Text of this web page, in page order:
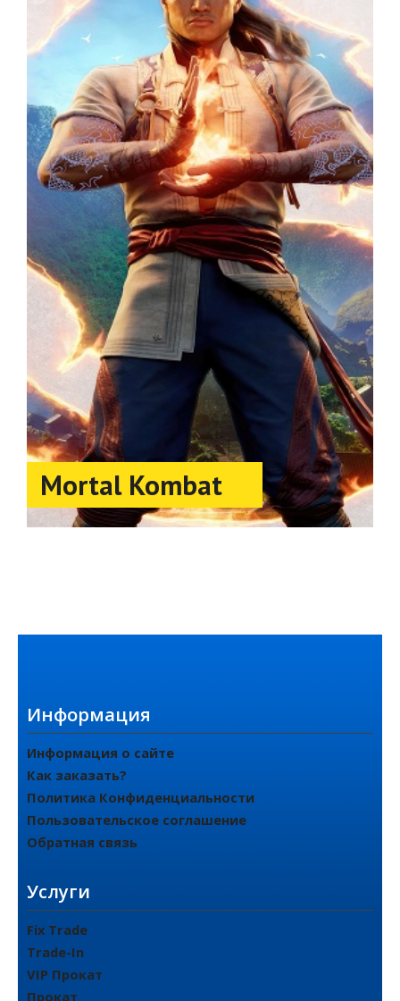
Mortal Kombat
Информация
Информация о сайте
Как заказать?
Политика Конфиденциальности
Пользовательское соглашение
Обратная связь
Услуги
Fix Trade
Trade-In
VIP Прокат
Прокат